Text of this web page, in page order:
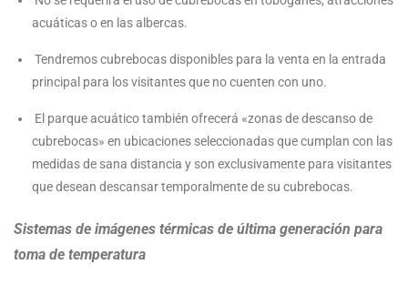
acuáticas o en las albercas.
Tendremos cubrebocas disponibles para la venta en la entrada
principal para los visitantes que no cuenten con uno.
El parque acuático también ofrecerá «zonas de descanso de
cubrebocas» en ubicaciones seleccionadas que cumplan con las
medidas de sana distancia y son exclusivamente para visitantes
que desean descansar temporalmente de su cubrebocas.
Sistemas de imágenes térmicas de última generación para
toma de temperatura